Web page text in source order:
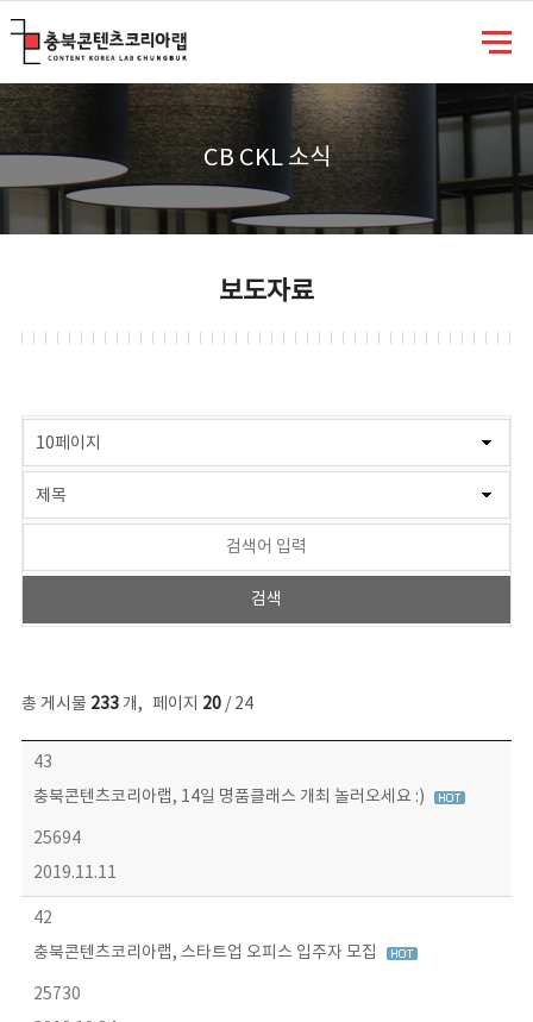
CB CKL 소식
보도자료
총 게시물 233개, 페이지 20/ 24
보도자료 목록 - 번호, 제목, 작성자, 파일, 조회수, 작성일 정보 제공
43
충북콘텐츠코리아랩, 14일 명품클래스 개최 놀러오세요 :)
25694
2019.11.11
42
충북콘텐츠코리아랩, 스타트업 오피스 입주자 모집
25730